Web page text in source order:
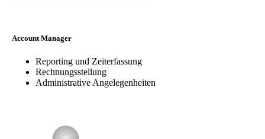
Account Manager
Reporting und Zeiterfassung
Rechnungsstellung
Administrative Angelegenheiten